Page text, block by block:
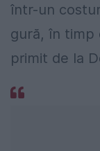
într-un
gură, în timp
primit de la